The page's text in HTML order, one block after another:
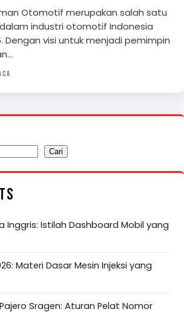
Otomotif merupakan salah satu
industri otomotif Indonesia
Dengan visi untuk menjadi pemimpin
Cari
Istilah Dashboard Mobil yang
Materi Dasar Mesin Injeksi yang
Sragen: Aturan Pelat Nomor